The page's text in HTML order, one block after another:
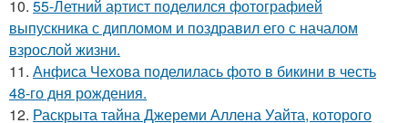
10. 55-Летний артист поделился фотографией
выпускника с дипломом и поздравил его с началом
взрослой жизни.
11. Анфиса Чехова поделилась фото в бикини в честь
48-го дня рождения.
12. Раскрыта тайна Джереми Аллена Уайта, которого